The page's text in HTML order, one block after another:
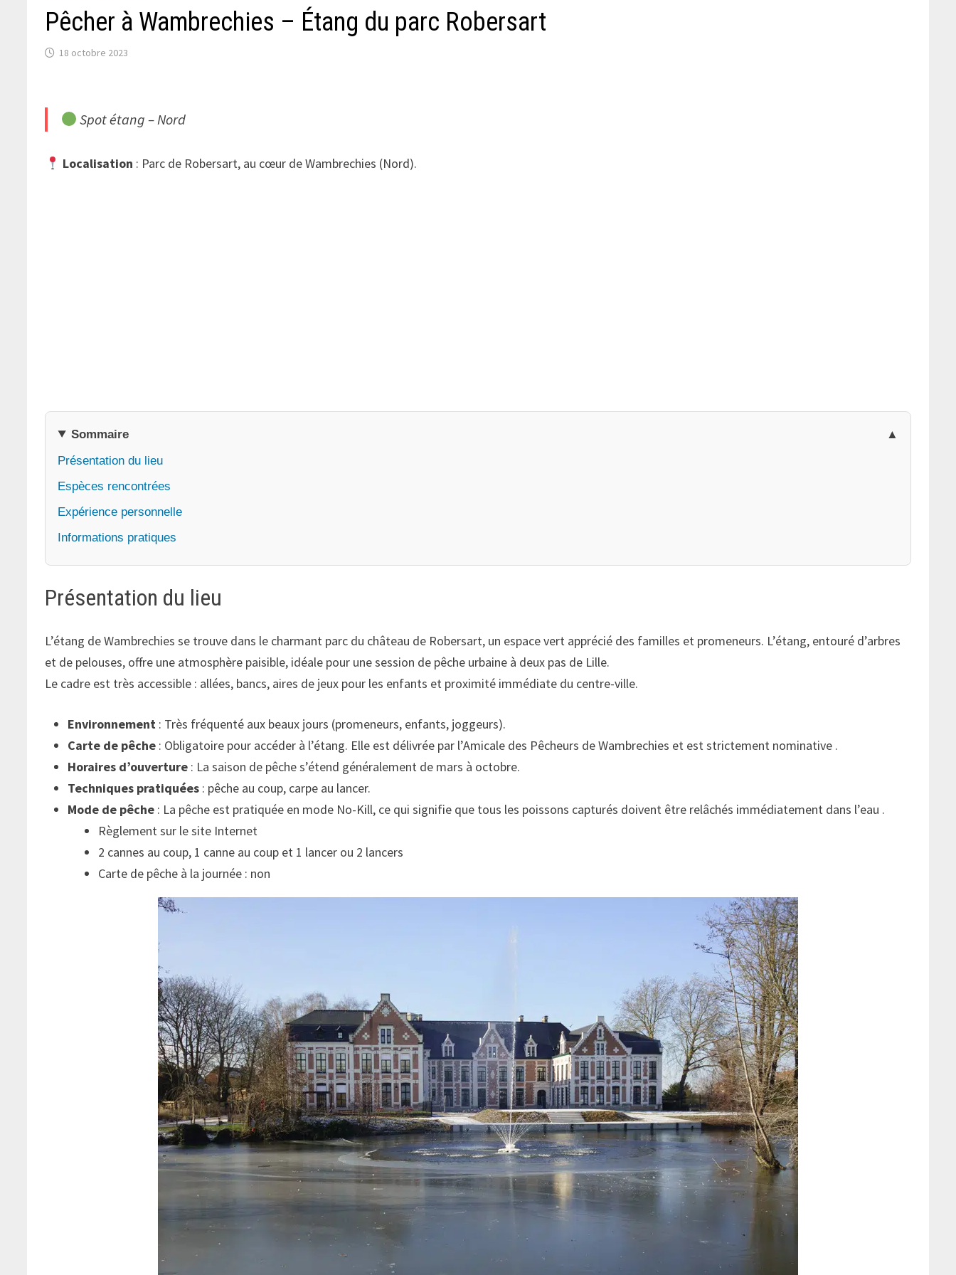
Pêcher à Wambrechies – Étang du parc Robersart
18 octobre 2023
Spot étang – Nord
Localisation : Parc de Robersart, au cœur de Wambrechies (Nord).
Sommaire
Présentation du lieu
Espèces rencontrées
Expérience personnelle
Informations pratiques
Présentation du lieu
L’étang de Wambrechies se trouve dans le charmant parc du château de Robersart, un espace vert apprécié des familles et promeneurs. L’étang, entouré d’arbres
et de pelouses, offre une atmosphère paisible, idéale pour une session de pêche urbaine à deux pas de Lille.
Le cadre est très accessible : allées, bancs, aires de jeux pour les enfants et proximité immédiate du centre-ville.
Environnement : Très fréquenté aux beaux jours (promeneurs, enfants, joggeurs).
Carte de pêche : Obligatoire pour accéder à l’étang. Elle est délivrée par l’Amicale des Pêcheurs de Wambrechies et est strictement nominative .
Horaires d’ouverture : La saison de pêche s’étend généralement de mars à octobre.
Techniques pratiquées : pêche au coup, carpe au lancer.
Mode de pêche : La pêche est pratiquée en mode No-Kill, ce qui signifie que tous les poissons capturés doivent être relâchés immédiatement dans l’eau .
Règlement sur le site Internet
2 cannes au coup, 1 canne au coup et 1 lancer ou 2 lancers
Carte de pêche à la journée : non